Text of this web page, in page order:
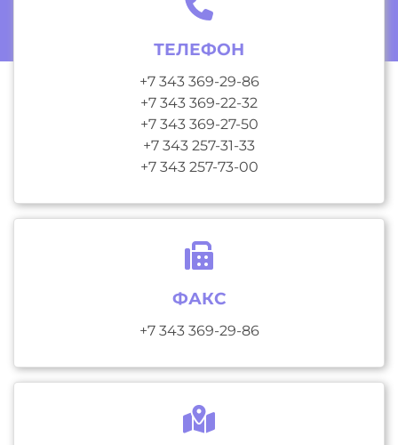
ТЕЛЕФОН
+7 343 369-29-86
+7 343 369-22-32
+7 343 369-27-50
+7 343 257-31-33
+7 343 257-73-00
ФАКС
+7 343 369-29-86